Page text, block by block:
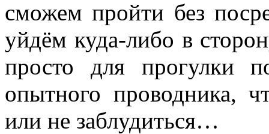
сможем пройти без
уйдём куда-либо в
просто для прогулки
опытного проводника,
или не заблудиться…